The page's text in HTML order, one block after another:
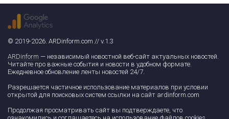
© 2019-2026. ARDinform.com // v.1.3
ARDinform — независимый новостной веб-сайт актуальных новостей.
Читайте про важные события и новости в удобном формате.
Ежедневное обновление ленты новостей 24/7.
Разрешается частичное использование материалов при условии
открытой для поисковых систем ссылки на сайт ardinform.com
Продолжая просматривать сайт вы подтверждаете, что